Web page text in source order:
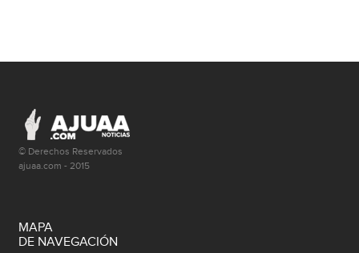
© Derechos Reservados
ajuaa.com - 2015
MAPA
DE NAVEGACIÓN